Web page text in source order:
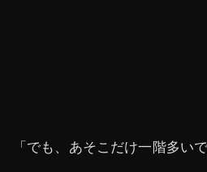
「でも、あそこだけ一階多い